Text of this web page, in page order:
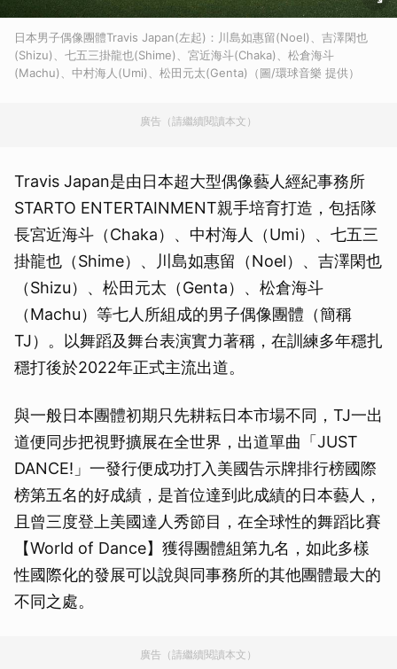
日本男子偶像團體Travis Japan(左起)：川島如惠留(Noel)、吉澤閑也
(Shizu)、七五三掛龍也(Shime)、宮近海斗(Chaka)、松倉海斗
(Machu)、中村海人(Umi)、松田元太(Genta)（圖/環球音樂 提供）
廣告（請繼續閱讀本文）
Travis Japan是由日本超大型偶像藝人經紀事務所
STARTO ENTERTAINMENT親手培育打造，包括隊
長宮近海斗（Chaka）、中村海人（Umi）、七五三
掛龍也（Shime）、川島如惠留（Noel）、吉澤閑也
（Shizu）、松田元太（Genta）、松倉海斗
（Machu）等七人所組成的男子偶像團體（簡稱
TJ）。以舞蹈及舞台表演實力著稱，在訓練多年穩扎
穩打後於2022年正式主流出道。
與一般日本團體初期只先耕耘日本市場不同，TJ一出
道便同步把視野擴展在全世界，出道單曲「JUST
DANCE!」一發行便成功打入美國告示牌排行榜國際
榜第五名的好成績，是首位達到此成績的日本藝人，
且曾三度登上美國達人秀節目，在全球性的舞蹈比賽
【World of Dance】獲得團體組第九名，如此多樣
性國際化的發展可以說與同事務所的其他團體最大的
不同之處。
廣告（請繼續閱讀本文）